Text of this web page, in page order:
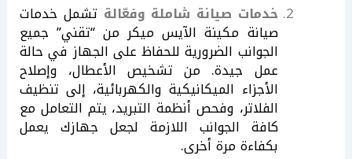
خدمات صيانة شاملة وفعّالة تشمل خدمات
صيانة مكينة الآيس ميكر من “تقني” جميع
الجوانب الضرورية للحفاظ على الجهاز في حالة
عمل جيدة. من تشخيص الأعطال، وإصلاح
الأجزاء الميكانيكية والكهربائية، إلى تنظيف
الفلاتر، وفحص أنظمة التبريد، يتم التعامل مع
كافة الجوانب اللازمة لجعل جهازك يعمل
بكفاءة مرة أخرى.